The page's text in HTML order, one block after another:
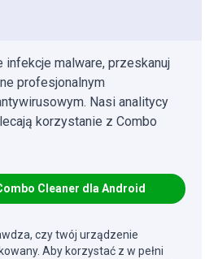
infekcje malware, przeskanuj
profesjonalnym
Nasi analitycy
korzystanie z Combo
Cleaner dla Android
czy twój urządzenie
Aby korzystać z w pełni